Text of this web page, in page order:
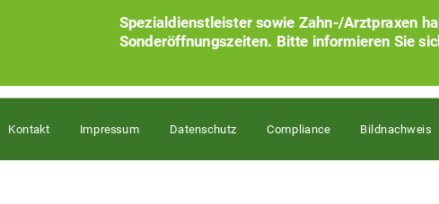
Spezialdienstleister sowie Zahn-/Arztpraxen
Sonderöffnungszeiten. Bitte informieren Sie
Kontakt Impressum Datenschutz Compliance Bildnachweis